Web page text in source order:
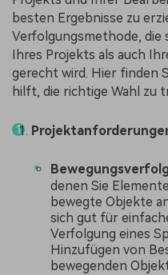
besten Ergebnisse zu
Verfolgungsmethode,
Ihres Projekts als auch
gerecht wird. Hier finden
hilft, die richtige Wahl zu
denen Sie
bewegte Objekte
sich gut für
Verfolgung eines
Hinzufügen von
bewegenden